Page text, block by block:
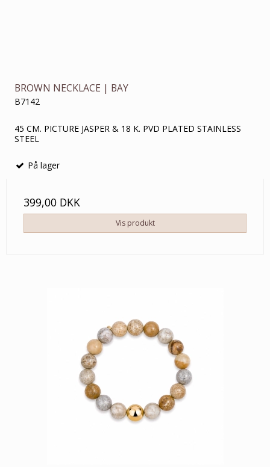
BROWN NECKLACE | BAY
B7142
45 CM. PICTURE JASPER & 18 K. PVD PLATED STAINLESS
STEEL
På lager
399,00 DKK
Vis produkt